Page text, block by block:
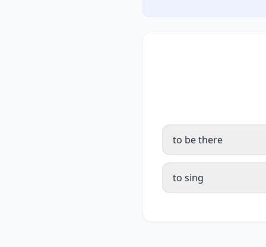
to be there
to sing